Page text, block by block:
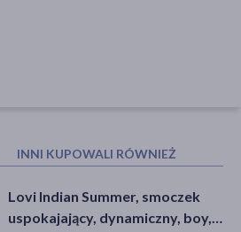
INNI KUPOWALI RÓWNIEŻ
Lovi Indian Summer, smoczek
uspokajający, dynamiczny, boy,
Ziaja 50+, krem nawilżający,
naprawczy z ceramidami SPF 6,